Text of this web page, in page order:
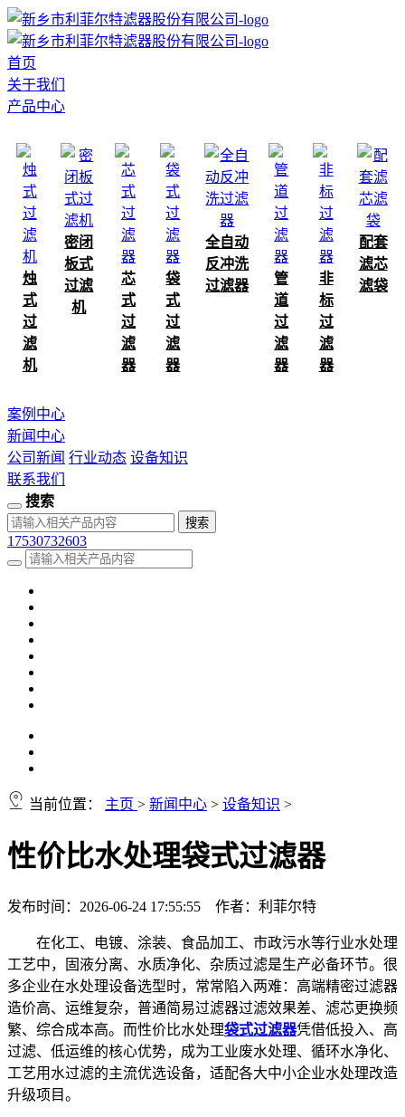
首页
关于我们
产品中心
烛
式
过
滤
机
密闭
板式
过滤
机
芯
式
过
滤
器
袋
式
过
滤
器
全自动
反冲洗
过滤器
管
道
过
滤
器
非
标
过
滤
器
配套
滤芯
滤袋
案例中心
新闻中心
公司新闻 行业动态 设备知识
联系我们
搜索
17530732603
当前位置： 主页 > 新闻中心 > 设备知识 >
性价比水处理袋式过滤器
发布时间：2026-06-24 17:55:55 作者：利菲尔特
在化工、电镀、涂装、食品加工、市政污水等行业水处理
工艺中，固液分离、水质净化、杂质过滤是生产必备环节。很
多企业在水处理设备选型时，常常陷入两难：高端精密过滤器
造价高、运维复杂，普通简易过滤器过滤效果差、滤芯更换频
繁、综合成本高。而性价比水处理袋式过滤器凭借低投入、高
过滤、低运维的核心优势，成为工业废水处理、循环水净化、
工艺用水过滤的主流优选设备，适配各大中小企业水处理改造
升级项目。